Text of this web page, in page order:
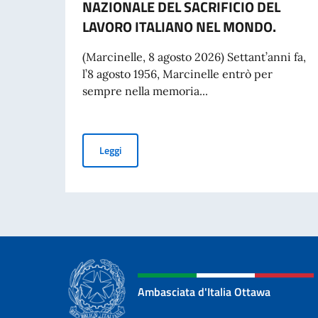
NAZIONALE DEL SACRIFICIO DEL
LAVORO ITALIANO NEL MONDO.
(Marcinelle, 8 agosto 2026) Settant’anni fa,
l’8 agosto 1956, Marcinelle entrò per
sempre nella memoria...
LeggiMESSAGGIO DEL VICE PRESIDENTE DEL
Ambasciata d'Italia Ottawa